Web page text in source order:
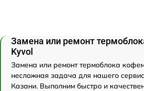
Замена или ремонт
Kyvol
Замена или ремонт термоблока
несложная задача для нашего
Казани. Выполним быстро и